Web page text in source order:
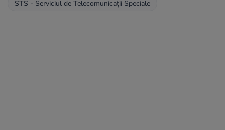
STS - Serviciul de Telecomunicații Speciale